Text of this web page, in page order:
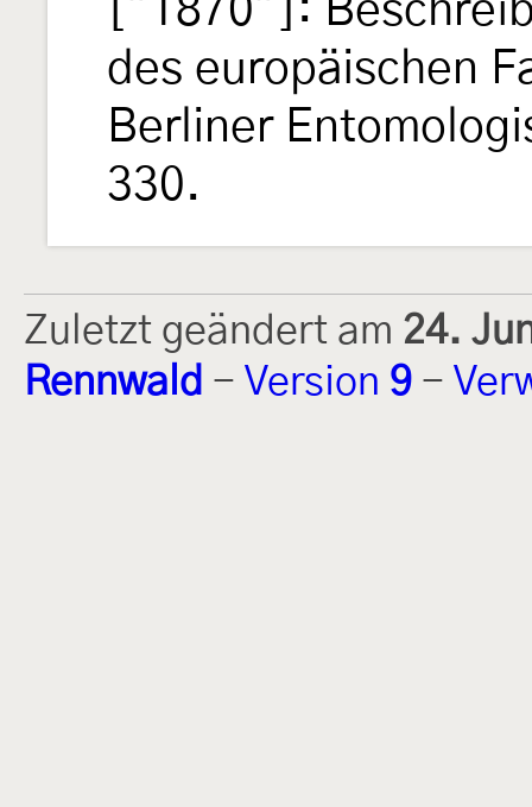
["1870"]:
des europäischen
Berliner
330.
Zuletzt geändert am 24.
Rennwald - Version 9 -